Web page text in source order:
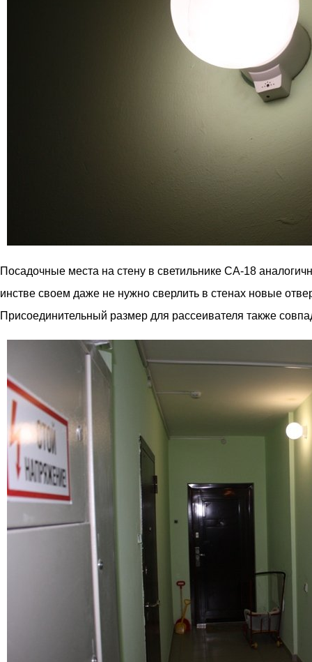
Посадочные места на стену в светильнике СА-18
инстве своем даже не нужно сверлить в стенах новые
Присоединительный размер для рассеивателя также